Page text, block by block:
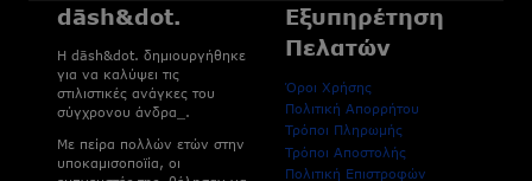
dāsh&dot.
H dāsh&dot. δημιουργήθηκε
για να καλύψει τις
στιλιστικές ανάγκες του
σύγχρονου άνδρα_.
Με πείρα πολλών ετών στην
υποκαμισοποϊία, οι
Εξυπηρέτηση
Πελατών
Όροι Χρήσης
Πολιτική Απορρήτου
Τρόποι Πληρωμής
Τρόποι Αποστολής
Πολιτική Επιστροφών